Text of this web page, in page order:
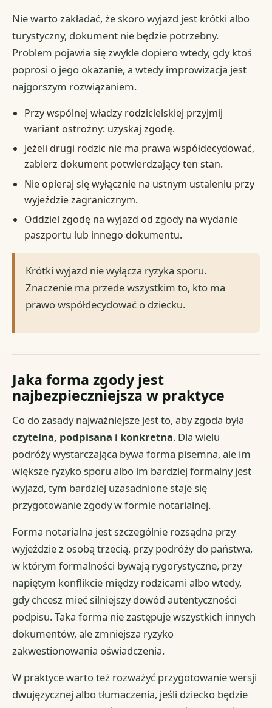
Nie warto zakładać, że skoro wyjazd jest krótki albo
turystyczny, dokument nie będzie potrzebny.
Problem pojawia się zwykle dopiero wtedy, gdy ktoś
poprosi o jego okazanie, a wtedy improwizacja jest
najgorszym rozwiązaniem.
Przy wspólnej władzy rodzicielskiej przyjmij
wariant ostrożny: uzyskaj zgodę.
Jeżeli drugi rodzic nie ma prawa współdecydować,
zabierz dokument potwierdzający ten stan.
Nie opieraj się wyłącznie na ustnym ustaleniu przy
wyjeździe zagranicznym.
Oddziel zgodę na wyjazd od zgody na wydanie
paszportu lub innego dokumentu.
Krótki wyjazd nie wyłącza ryzyka sporu.
Znaczenie ma przede wszystkim to, kto ma
prawo współdecydować o dziecku.
Jaka forma zgody jest
najbezpieczniejsza w praktyce
Co do zasady najważniejsze jest to, aby zgoda była
czytelna, podpisana i konkretna. Dla wielu
podróży wystarczająca bywa forma pisemna, ale im
większe ryzyko sporu albo im bardziej formalny jest
wyjazd, tym bardziej uzasadnione staje się
przygotowanie zgody w formie notarialnej.
Forma notarialna jest szczególnie rozsądna przy
wyjeździe z osobą trzecią, przy podróży do państwa,
w którym formalności bywają rygorystyczne, przy
napiętym konflikcie między rodzicami albo wtedy,
gdy chcesz mieć silniejszy dowód autentyczności
podpisu. Taka forma nie zastępuje wszystkich innych
dokumentów, ale zmniejsza ryzyko
zakwestionowania oświadczenia.
W praktyce warto też rozważyć przygotowanie wersji
dwujęzycznej albo tłumaczenia, jeśli dziecko będzie